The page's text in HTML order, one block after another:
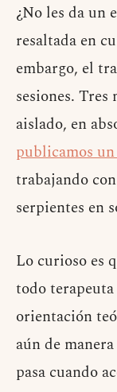
¿No les da un
resaltada en
embargo, el
sesiones. Tres
aislado, en
publicamos
trabajando
serpientes en
Lo curioso es
todo
orientación
aún de
pasa cuando